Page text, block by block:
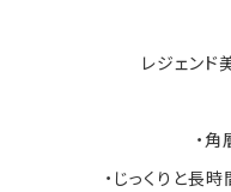
レジェンド
・
・じっくりと長